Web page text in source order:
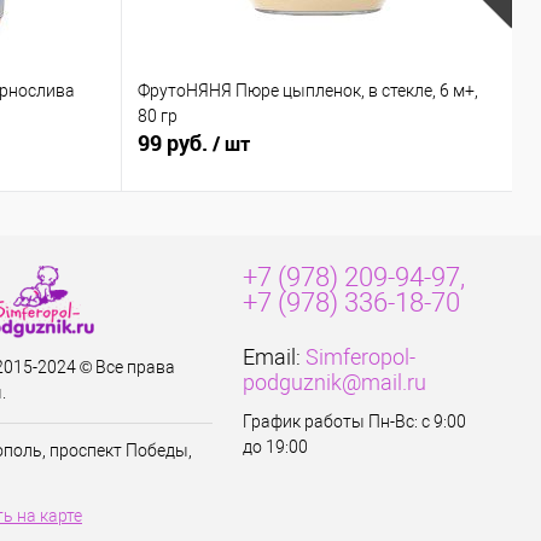
ФрутоНЯНЯ Пюре цыпленок, в стекле, 6 м+,
80 гр
99 руб. / шт
2024 © Все права
проспект Победы,
на карте
+7 (978) 209-94-97,
+7 (978) 336-18-70
Email: Simferopol-
podguznik@mail.ru
График работы Пн-Вс: с 9:00
до 19:00